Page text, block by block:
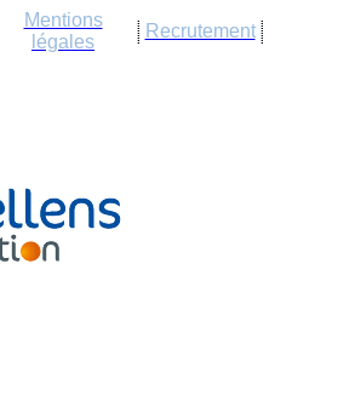
Mentions
légales
Recrutement